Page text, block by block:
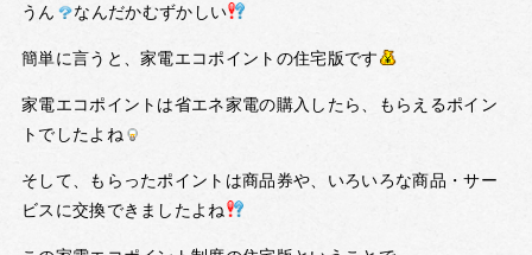
うん なんだかむずかしい
簡単に言うと、家電エコポイントの住宅版です
家電エコポイントは省エネ家電の購入したら、もらえるポイン
トでしたよね
そして、もらったポイントは商品券や、いろいろな商品・サー
ビスに交換できましたよね